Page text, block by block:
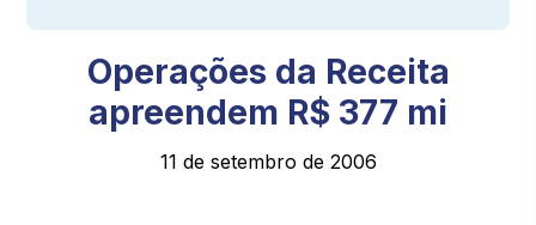
Operações da Receita
apreendem R$ 377 mi
11 de setembro de 2006